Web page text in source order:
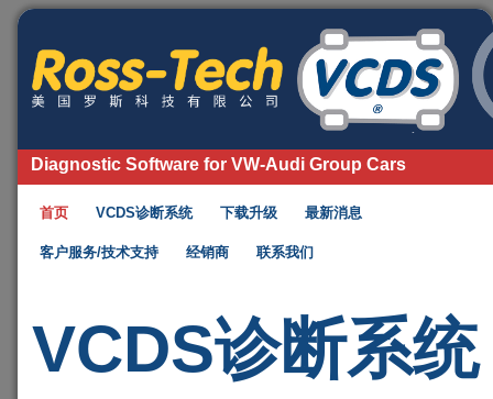
Diagnostic Software for VW-Audi Group Cars
首页 VCDS诊断系统 下载升级 最新消息
客户服务/技术支持 经销商 联系我们
VCDS诊断系统